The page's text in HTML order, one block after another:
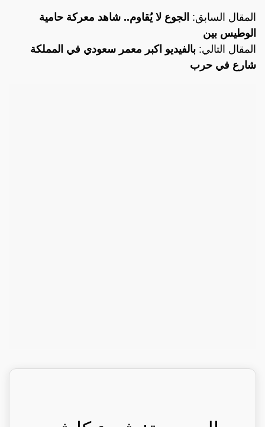
المقال السابق: الجوع لا يُقاوم.. شاهد معركة حامية
الوطيس بين
المقال التالي: بالفيديو اكبر معمر سعودي في المملكة
شارع في حرب